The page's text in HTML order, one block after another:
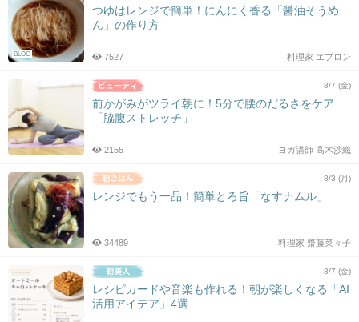
BLOG
つゆはレンジで簡単！にんにく香る「醤油そうめ
ん」の作り方
料理家 エプロン
7527
8/7 (金)
前かがみがツライ朝に！5分で腰のだるさをケア
「脇腹ストレッチ」
ヨガ講師 高木沙織
2155
8/3 (月)
レンジでもう一品！簡単とろ旨「なすナムル」
料理家 齋藤菜々子
34489
8/7 (金)
レシピカードや音楽も作れる！朝が楽しくなる「AI
活用アイデア」4選